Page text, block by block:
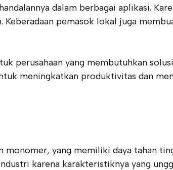
dalam berbagai aplikasi.
pemasok lokal juga
perusahaan yang membutuhkan
meningkatkan produktivitas dan
yang memiliki daya tahan
karena karakteristiknya yang